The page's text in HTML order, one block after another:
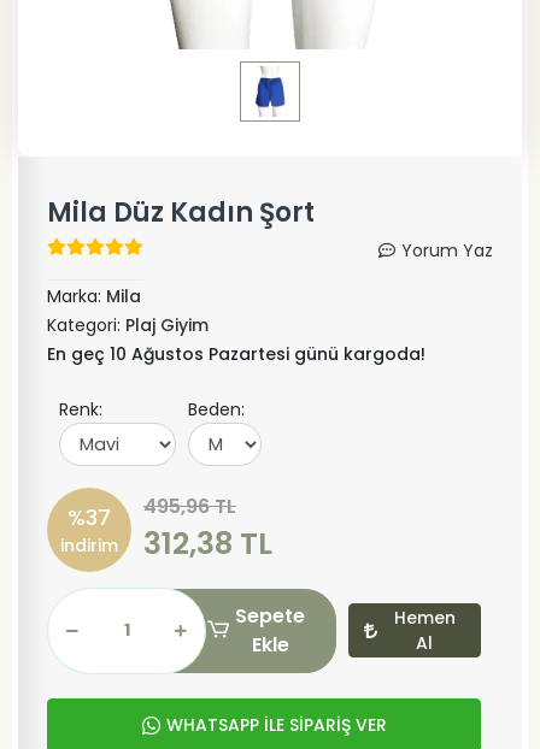
Mila Düz Kadın Şort
Yorum Yaz
Marka: Mila
Kategori: Plaj Giyim
En geç 10 Ağustos Pazartesi günü kargoda!
Renk: Beden:
%37
indirim
495,96 TL
312,38 TL
Sepete
Ekle
Hemen
Al
WHATSAPP İLE SİPARİŞ VER